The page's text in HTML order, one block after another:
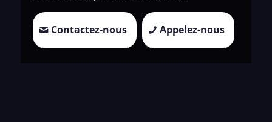
Contactez-nous Appelez-nous